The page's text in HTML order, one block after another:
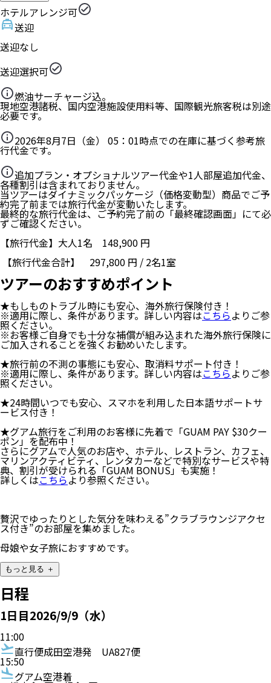
ホテルアレンジ可
送迎
送迎なし
送迎選択可
燃油サーチャージ込。
現地空港諸税、国内空港施設使用料等、国際観光旅客税は別途
必要です。
2026年8月7日（金） 05：01時点での在庫に基づく参考旅
行代金です。
追加プラン・オプショナルツアー代金や1人部屋追加代金、
各種割引は含まれておりません。
当ツアーはダイナミックパッケージ（価格変動型）商品でご予
約完了前までは旅行代金が変動いたします。
最終的な旅行代金は、ご予約完了前の「最終確認画面」にて必
ずご確認ください。
【旅行代金】大人1名 148,900 円
【旅行代金合計】 297,800 円 / 2名1室
ツアーのおすすめポイント
★もしものトラブル時にも安心、海外旅行保険付き！
※適用に際し、条件があります。詳しい内容はこちらよりご参
照ください。
※お客様ご自身でも十分な補償が組み込まれた海外旅行保険に
ご加入されることを強くお勧めいたします。
★旅行前の不測の事態にも安心、取消料サポート付き！
※適用に際し、条件があります。詳しい内容はこちらよりご参
照ください。
★24時間いつでも安心、スマホを利用した日本語サポートサ
ービス付き！
★グアム旅行をご利用のお客様に先着で「GUAM PAY $30クー
ポン」を配布中！
さらにグアムで⼈気のお店や、ホテル、レストラン、カフェ、
マリンアクティビティ、レンタカーなどで特別なサービスや特
典、割引が受けられる「GUAM BONUS」も実施！
詳しくはこちらより参照ください。
贅沢でゆったりとした気分を味わえる”クラブラウンジアクセ
ス付き”のお部屋を集めました。
母娘や女子旅におすすめです。
もっと見る ＋
日程
1日目2026/9/9（水）
11:00
直行便成田空港発 UA827便
15:50
グアム空港着